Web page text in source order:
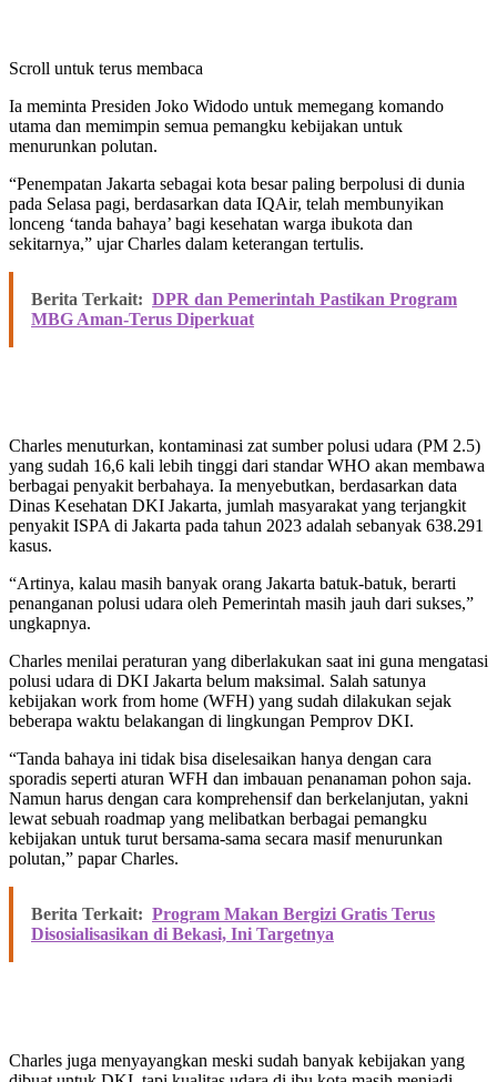
Scroll untuk terus membaca
Ia meminta Presiden Joko Widodo untuk memegang komando
utama dan memimpin semua pemangku kebijakan untuk
menurunkan polutan.
“Penempatan Jakarta sebagai kota besar paling berpolusi di dunia
pada Selasa pagi, berdasarkan data IQAir, telah membunyikan
lonceng ‘tanda bahaya’ bagi kesehatan warga ibukota dan
sekitarnya,” ujar Charles dalam keterangan tertulis.
Berita Terkait: DPR dan Pemerintah Pastikan Program
MBG Aman-Terus Diperkuat
Charles menuturkan, kontaminasi zat sumber polusi udara (PM 2.5)
yang sudah 16,6 kali lebih tinggi dari standar WHO akan membawa
berbagai penyakit berbahaya. Ia menyebutkan, berdasarkan data
Dinas Kesehatan DKI Jakarta, jumlah masyarakat yang terjangkit
penyakit ISPA di Jakarta pada tahun 2023 adalah sebanyak 638.291
kasus.
“Artinya, kalau masih banyak orang Jakarta batuk-batuk, berarti
penanganan polusi udara oleh Pemerintah masih jauh dari sukses,”
ungkapnya.
Charles menilai peraturan yang diberlakukan saat ini guna mengatasi
polusi udara di DKI Jakarta belum maksimal. Salah satunya
kebijakan work from home (WFH) yang sudah dilakukan sejak
beberapa waktu belakangan di lingkungan Pemprov DKI.
“Tanda bahaya ini tidak bisa diselesaikan hanya dengan cara
sporadis seperti aturan WFH dan imbauan penanaman pohon saja.
Namun harus dengan cara komprehensif dan berkelanjutan, yakni
lewat sebuah roadmap yang melibatkan berbagai pemangku
kebijakan untuk turut bersama-sama secara masif menurunkan
polutan,” papar Charles.
Berita Terkait: Program Makan Bergizi Gratis Terus
Disosialisasikan di Bekasi, Ini Targetnya
Charles juga menyayangkan meski sudah banyak kebijakan yang